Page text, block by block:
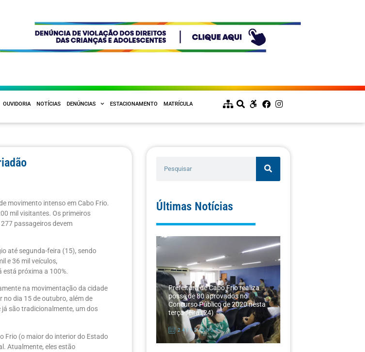
OUVIDORIA NOTÍCIAS DENÚNCIAS ESTACIONAMENTO MATRÍCULA
movimento intenso em Cabo Frio.
mil visitantes. Os primeiros
passageiros devem
até segunda-feira (15), sendo
e 36 mil veículos,
está próxima a 100%.
na movimentação da cidade
no dia 15 de outubro, além de
são tradicionalmente, um dos
Frio (o maior do interior do Estado
Atualmente, eles estão
Últimas Notícias
Prefeitura de Cabo Frio realiza
posse de 80 aprovados no
Concurso Público de 2020 nesta
terça-feira (24)
24/12/2024